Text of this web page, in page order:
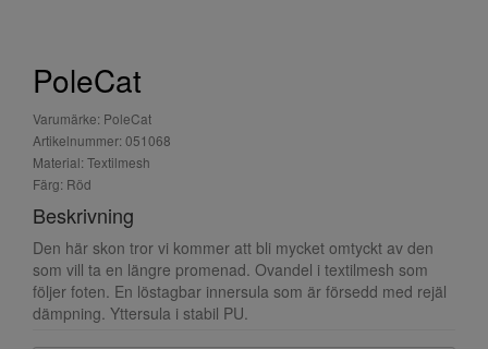
PoleCat
Varumärke: PoleCat
Artikelnummer: 051068
Material: Textilmesh
Färg: Röd
Beskrivning
Den här skon tror vi kommer att bli mycket omtyckt av den
som vill ta en längre promenad. Ovandel i textilmesh som
följer foten. En löstagbar innersula som är försedd med rejäl
dämpning. Yttersula i stabil PU.